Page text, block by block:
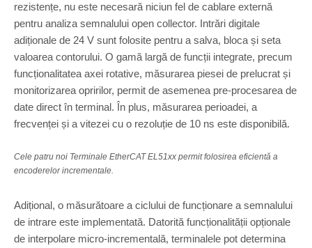
rezistențe, nu este necesară niciun fel de cablare externă
pentru analiza semnalului open collector. Intrări digitale
adiționale de 24 V sunt folosite pentru a salva, bloca și seta
valoarea contorului. O gamă largă de funcții integrate, precum
funcționalitatea axei rotative, măsurarea piesei de prelucrat și
monitorizarea opririlor, permit de asemenea pre-procesarea de
date direct în terminal. În plus, măsurarea perioadei, a
frecvenței și a vitezei cu o rezoluție de 10 ns este disponibilă.
Cele patru noi Terminale EtherCAT EL51xx permit folosirea eficientă a
encoderelor incrementale.
Adițional, o măsurătoare a ciclului de funcționare a semnalului
de intrare este implementată. Datorită funcționalității opționale
de interpolare micro-incrementală, terminalele pot determina